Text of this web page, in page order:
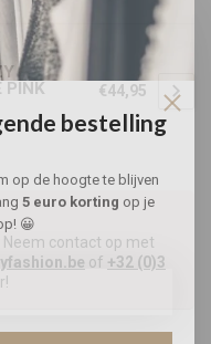
PINK
€44,95
Neem contact op met
of +32 (0)3
bestelling
op de hoogte te blijven
5 euro korting op je
😀